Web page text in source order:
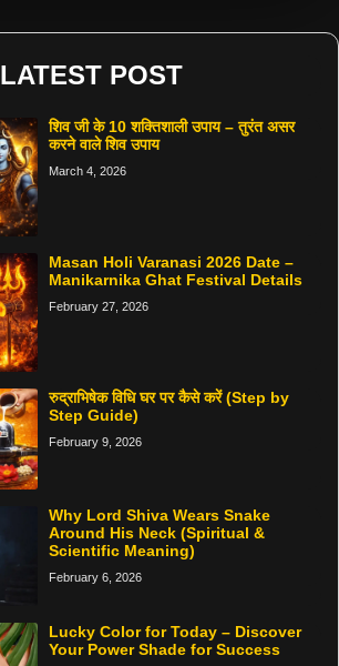
LATEST POST
शिव जी के 10 शक्तिशाली उपाय – तुरंत असर
करने वाले शिव उपाय
March 4, 2026
Masan Holi Varanasi 2026 Date –
Manikarnika Ghat Festival Details
February 27, 2026
रुद्राभिषेक विधि घर पर कैसे करें (Step by
Step Guide)
February 9, 2026
Why Lord Shiva Wears Snake
Around His Neck (Spiritual &
Scientific Meaning)
February 6, 2026
Lucky Color for Today – Discover
Your Power Shade for Success